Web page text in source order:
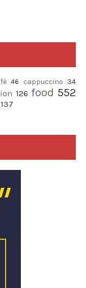
46 cappuccino 34
126 food 552
137